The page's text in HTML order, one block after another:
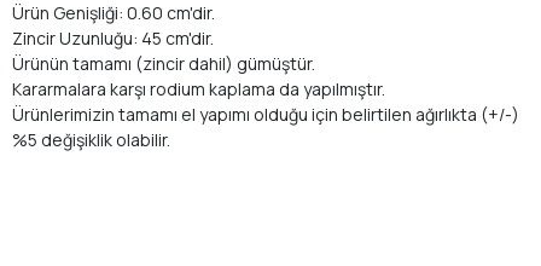
Ürün Genişliği: 0.60 cm'dir.
Zincir Uzunluğu: 45 cm'dir.
Ürünün tamamı (zincir dahil) gümüştür.
Kararmalara karşı rodium kaplama da yapılmıştır.
Ürünlerimizin tamamı el yapımı olduğu için belirtilen ağırlıkta (+/-)
%5 değişiklik olabilir.